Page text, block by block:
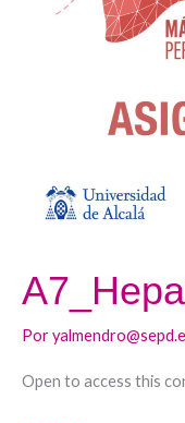
Por
Open to access this